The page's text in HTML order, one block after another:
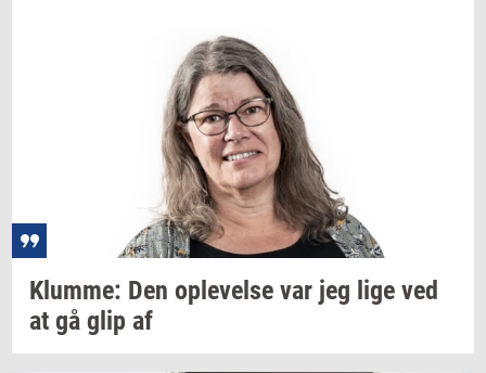
Klum­me: Den op­le­vel­se var jeg lige ved
at gå glip af